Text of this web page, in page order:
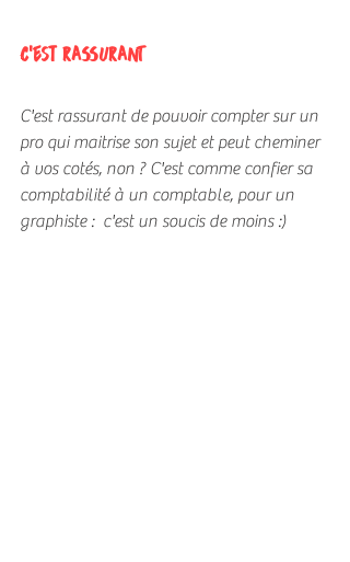
c'est RASSURANT
C'est rassurant de pouvoir compter sur un
pro qui maitrise son sujet et peut cheminer
à vos cotés, non ? C'est comme confier sa
comptabilité à un comptable, pour un
graphiste :  c'est un soucis de moins :)